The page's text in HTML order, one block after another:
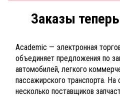
Заказы
Academic — электронная
объединяет предложения по
автомобилей, легкого
пассажирского транспорта.
несколько поставщиков